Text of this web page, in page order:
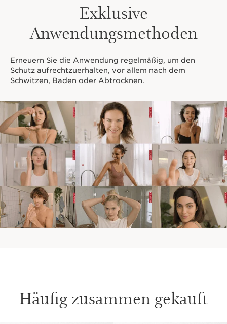
Exklusive
Anwendungsmethoden
Erneuern Sie die Anwendung regelmäßig, um den
Schutz aufrechtzuerhalten, vor allem nach dem
Schwitzen, Baden oder Abtrocknen.
Häufig zusammen gekauft